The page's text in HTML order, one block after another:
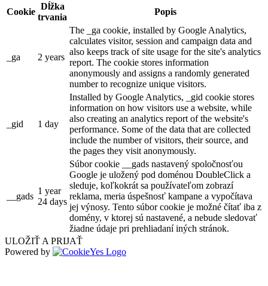
Cookie
Dĺžka
trvania
Popis
_ga 2 years
The _ga cookie, installed by Google Analytics,
calculates visitor, session and campaign data and
also keeps track of site usage for the site's analytics
report. The cookie stores information
anonymously and assigns a randomly generated
number to recognize unique visitors.
_gid 1 day
Installed by Google Analytics, _gid cookie stores
information on how visitors use a website, while
also creating an analytics report of the website's
performance. Some of the data that are collected
include the number of visitors, their source, and
the pages they visit anonymously.
__gads
1 year
24 days
Súbor cookie __gads nastavený spoločnosťou
Google je uložený pod doménou DoubleClick a
sleduje, koľkokrát sa používateľom zobrazí
reklama, meria úspešnosť kampane a vypočítava
jej výnosy. Tento súbor cookie je možné čítať iba z
domény, v ktorej sú nastavené, a nebude sledovať
žiadne údaje pri prehliadaní iných stránok.
ULOŽIŤ A PRIJAŤ
Powered by